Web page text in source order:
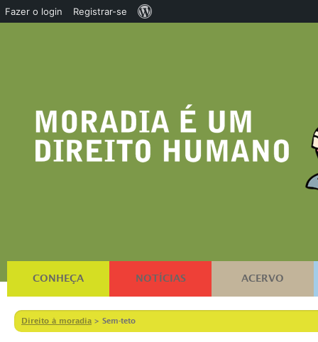
CONHEÇA NOTÍCIAS ACERVO
Direito à moradia > Sem-teto
Fazer o login Registrar-se